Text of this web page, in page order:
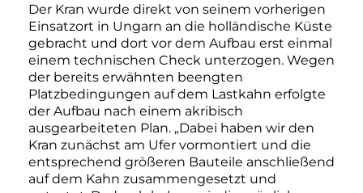
Der Kran wurde direkt von seinem vorherigen
Einsatzort in Ungarn an die holländische Küste
gebracht und dort vor dem Aufbau erst einmal
einem technischen Check unterzogen. Wegen
der bereits erwähnten beengten
Platzbedingungen auf dem Lastkahn erfolgte
der Aufbau nach einem akribisch
ausgearbeiteten Plan. „Dabei haben wir den
Kran zunächst am Ufer vormontiert und die
entsprechend größeren Bauteile anschließend
auf dem Kahn zusammengesetzt und